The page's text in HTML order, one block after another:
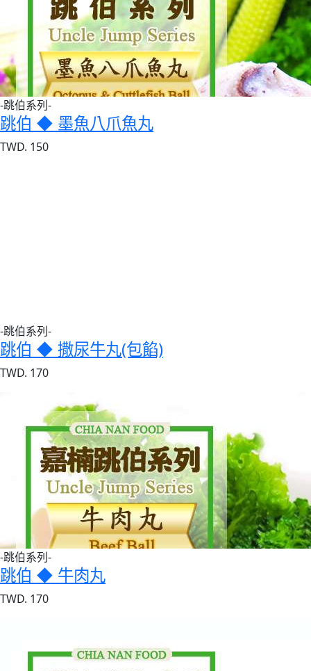
-跳伯系列-
跳伯 ◆ 墨魚八爪魚丸
TWD. 150
-跳伯系列-
跳伯 ◆ 撒尿牛丸(包餡)
TWD. 170
-跳伯系列-
跳伯 ◆ 牛肉丸
TWD. 170